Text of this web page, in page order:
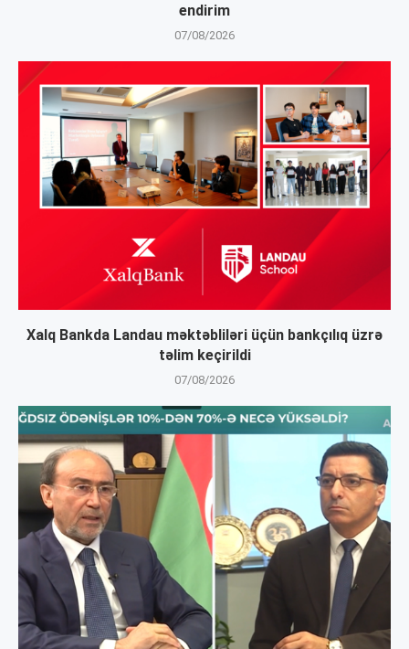
endirim
07/08/2026
Xalq Bankda Landau məktəbliləri üçün bankçılıq üzrə
təlim keçirildi
07/08/2026